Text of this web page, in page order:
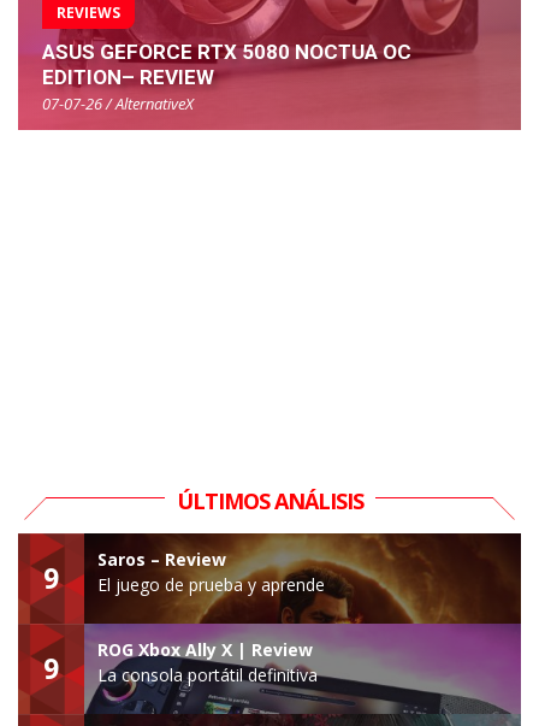
REVIEWS
ASUS GEFORCE RTX 5080 NOCTUA OC
EDITION– REVIEW
07-07-26 / AlternativeX
ÚLTIMOS ANÁLISIS
9
Saros – Review
El juego de prueba y aprende
9
ROG Xbox Ally X | Review
La consola portátil definitiva